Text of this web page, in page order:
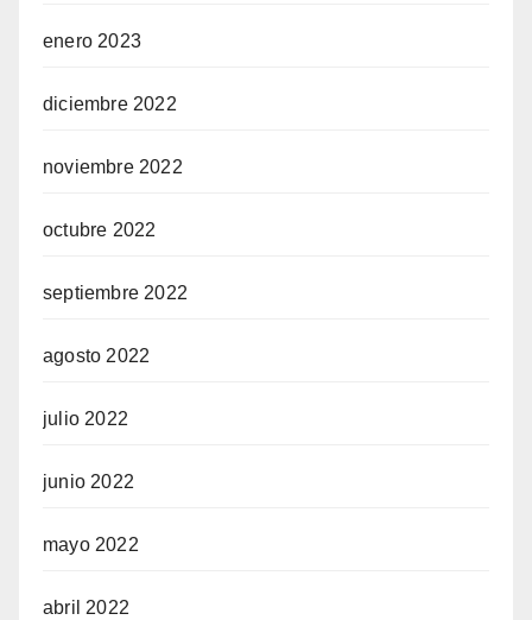
enero 2023
diciembre 2022
noviembre 2022
octubre 2022
septiembre 2022
agosto 2022
julio 2022
junio 2022
mayo 2022
abril 2022